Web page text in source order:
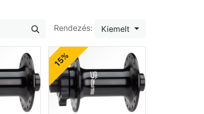
Rendezés: Kiemelt
15%